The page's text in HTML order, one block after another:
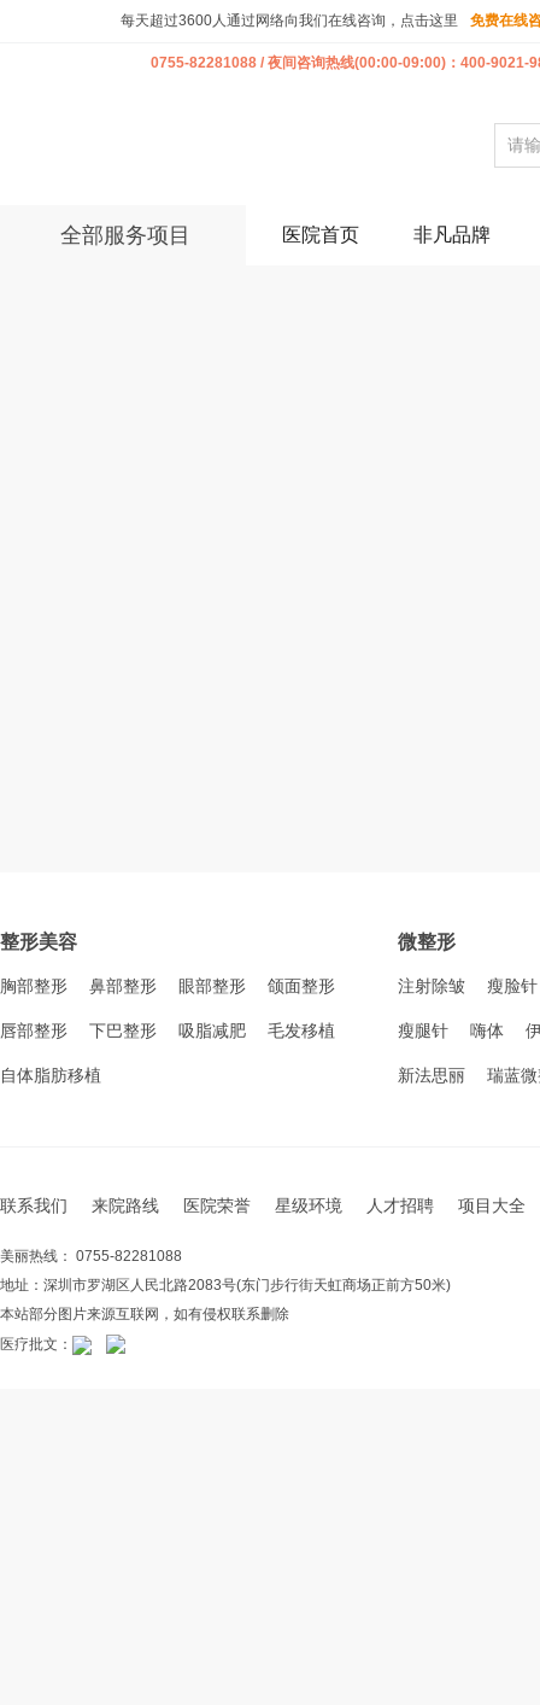
每天超过3600人通过网络向我们在线咨询，点击这里 免费在线
0755-82281088 / 夜间咨询热线(00:00-09:00)：400-9021-
全部服务项目 医院首页 非凡品牌
整形美容
胸部整形 鼻部整形 眼部整形 颌面整形
唇部整形 下巴整形 吸脂减肥 毛发移植
自体脂肪移植
微整形
注射除皱 瘦脸针
瘦腿针 嗨体
新法思丽 瑞蓝
联系我们 来院路线 医院荣誉 星级环境 人才招聘 项目大全
美丽热线： 0755-82281088
地址：深圳市罗湖区人民北路2083号(东门步行街天虹商场正前方50米)
本站部分图片来源互联网，如有侵权联系删除
医疗批文：